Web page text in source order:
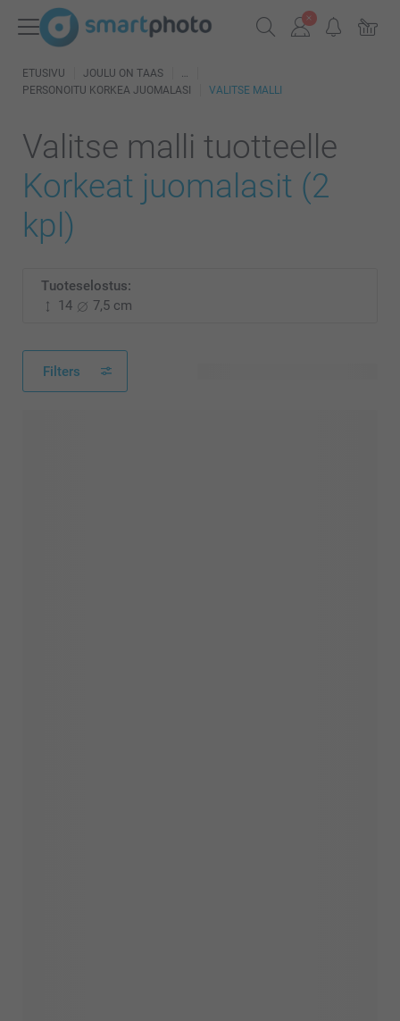
ETUSIVU
JOULU ON TAAS
PERSONOITU KORKEA JUOMALASI
VALITSE MALLI
Valitse malli tuotteelle
Korkeat juomalasit (2
kpl)
Tuoteselostus:
14
7,5 cm
Filters